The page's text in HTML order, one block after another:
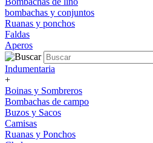
bombachas y conjuntos
Ruanas y ponchos
Faldas
Aperos
Indumentaria
+
Boinas y Sombreros
Bombachas de campo
Buzos y Sacos
Camisas
Ruanas y Ponchos